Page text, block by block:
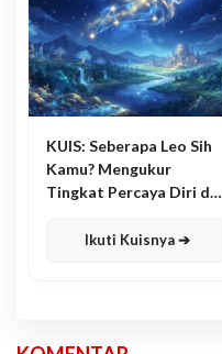
KUIS: Seberapa Leo Sih
Kamu? Mengukur
Tingkat Percaya Diri dan
Ikuti Kuisnya ➔